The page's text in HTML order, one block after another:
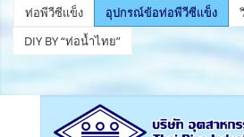
ท่อพีวีซีแข็ง อุปกรณ์ข้อท่อพีวีซีแข็ง
DIY BY “ท่อน้ำไทย”